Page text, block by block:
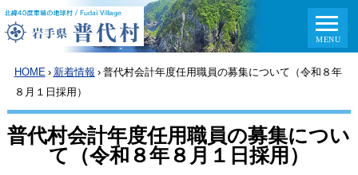
HOME › 新着情報 › 普代村会計年度任用職員の募集について（令和８年
８月１日採用）
普代村会計年度任用職員の募集につい
て（令和８年８月１日採用）